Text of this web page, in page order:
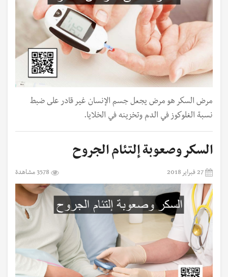
مرض السكر هو مرض يجعل جسم الإنسان غير قادر على ضبط
نسبة الغلوكوز في الدم وتخزينه في الخلايا.
السكر وصعوبة إلتئام الجروح
27 فبراير 2018 3578 مشاهدة